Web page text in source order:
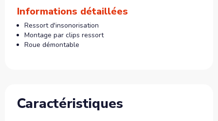
Informations détaillées
Ressort d'insonorisation
Montage par clips ressort
Roue démontable
Caractéristiques